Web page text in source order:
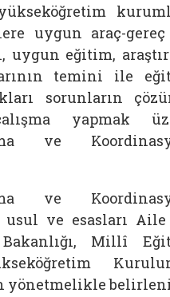
uygun araç-
uygun eğitim,
temini ile
sorunların
yapmak
ve
ve
usul ve esasları
Millî
yönetmelikle